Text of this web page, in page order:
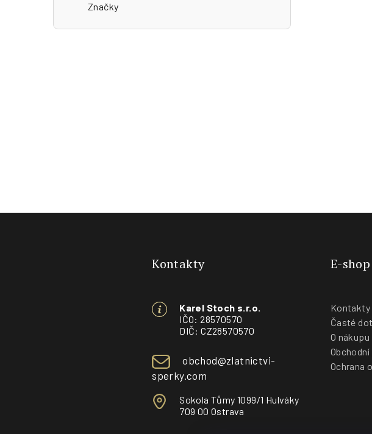
Značky
Kontakty
Karel Stoch s.r.o.
IČO: 28570570
DIČ: CZ28570570
obchod@zlatnictvi-
sperky.com
Sokola Tůmy 1099/1 Hulváky
709 00 Ostrava
E-shop
Kontakty
Časté
O nákupu
Ochrana